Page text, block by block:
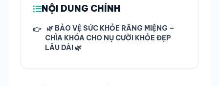
NỘI DUNG CHÍNH
👉
🌿 BẢO VỆ SỨC KHỎE RĂNG MIỆNG –
CHÌA KHÓA CHO NỤ CƯỜI KHỎE ĐẸP
LÂU DÀI 🌿